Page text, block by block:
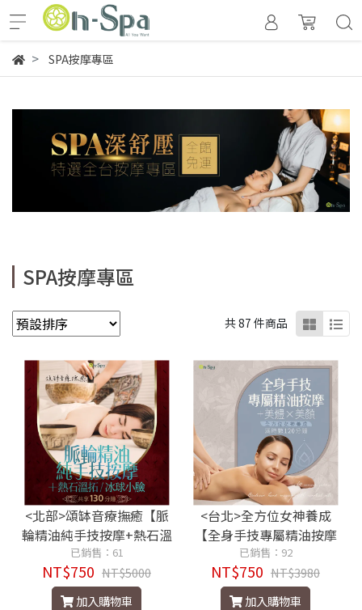
SPA按摩專區
SPA按摩專區
共 87 件商品
<北部>頌缽音療撫癒【脈
輪精油純手技按摩+熱石溫
拓/冰球小臉】130分鐘750
元
已銷售：61
NT$750 NT$5000
加入購物車
<台北>全方位女神養成
【全身手技專屬精油按摩
+美體x美顏】120分鐘750
元
已銷售：92
NT$750 NT$3980
加入購物車